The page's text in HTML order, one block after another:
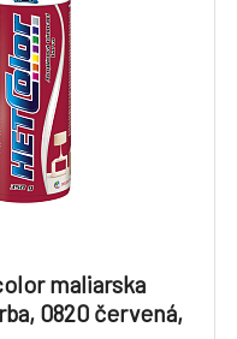
maliarska
0820 červená,